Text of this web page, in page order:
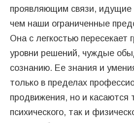
проявляющим связи, идущие
чем наши ограниченные
Она с легкостью пересекает
уровни решений, чуждые
сознанию. Ее знания и
только в пределах
продвижения, но и касаются
психического, так и